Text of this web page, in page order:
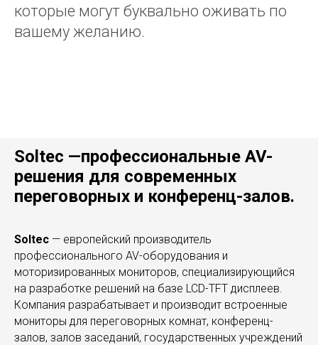
которые могут буквально оживать по
вашему желанию.
Soltec —профессиональные AV-
решения для современных
переговорных и конференц-залов.
Soltec — европейский производитель
профессионального AV-оборудования и
моторизированных мониторов, специализирующийся
на разработке решений на базе LCD-TFT дисплеев.
Компания разрабатывает и производит встроенные
мониторы для переговорных комнат, конференц-
залов, залов заседаний, государственных учреждений